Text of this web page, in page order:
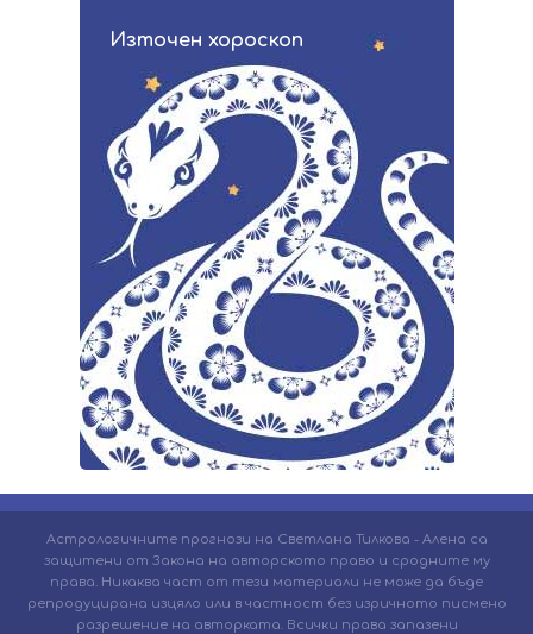
Източен хороскоп
Астрологичните прогнози на Светлана Тилкова - Алена са
защитени от Закона на авторското право и сродните му
права. Никаква част от тези материали не може да бъде
репродуцирана изцяло или в частност без изричното писмено
разрешение на авторката. Всички права запазени